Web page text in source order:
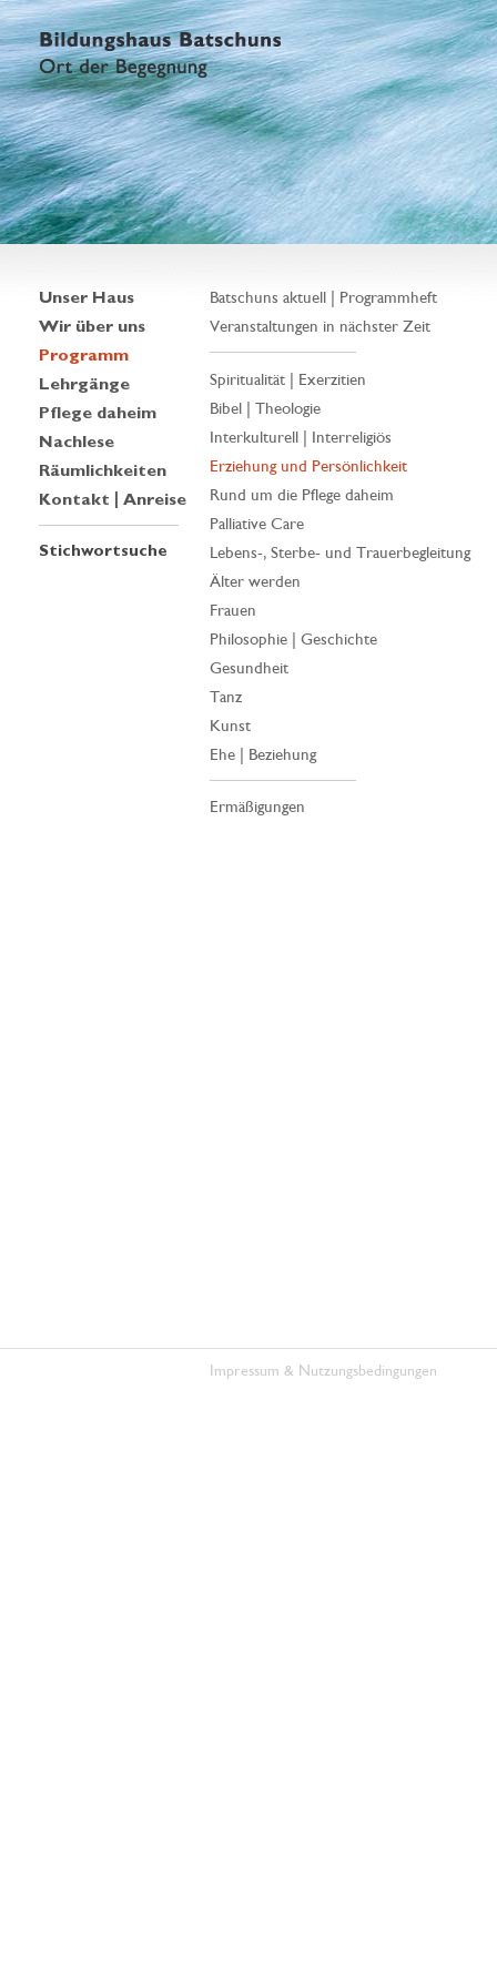
Unser Haus
Wir über uns
Programm
Lehrgänge
Pflege daheim
Nachlese
Räumlichkeiten
Kontakt | Anreise
Stichwortsuche
Batschuns aktuell | Programmheft
Veranstaltungen in nächster Zeit
Spiritualität | Exerzitien
Bibel | Theologie
Interkulturell | Interreligiös
Erziehung und Persönlichkeit
Rund um die Pflege daheim
Palliative Care
Lebens-, Sterbe- und Trauerbegleitung
Älter werden
Frauen
Philosophie | Geschichte
Gesundheit
Tanz
Kunst
Ehe | Beziehung
Ermäßigungen
Impressum & Nutzungsbedingungen